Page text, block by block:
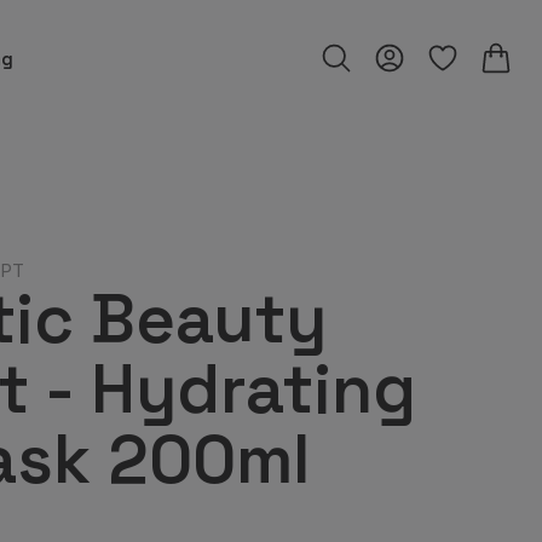
Beauty
- Hydrating
200ml